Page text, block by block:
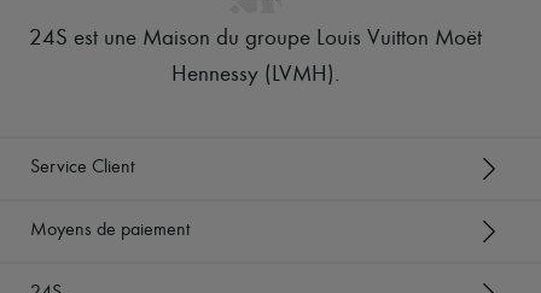
24S est une Maison du groupe Louis Vuitton Moët
Hennessy (LVMH).
Service Client
Moyens de paiement